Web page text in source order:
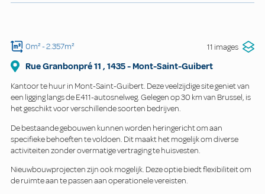
0m²- 2.357m² 11 images
Rue Granbonpré11 , 1435-Mont-Saint-Guibert
Kantoor te huur in Mont-Saint-Guibert. Deze veelzijdige site geniet van
een ligging langs de E411-autosnelweg. Gelegen op 30 km van Brussel, is
het geschikt voor verschillende soorten bedrijven.
De bestaande gebouwen kunnen worden heringericht om aan
specifieke behoeften te voldoen. Dit maakt het mogelijk om diverse
activiteiten zonder overmatige vertraging te huisvesten.
Nieuwbouwprojecten zijn ook mogelijk. Deze optie biedt flexibiliteit om
de ruimte aan te passen aan operationele vereisten.